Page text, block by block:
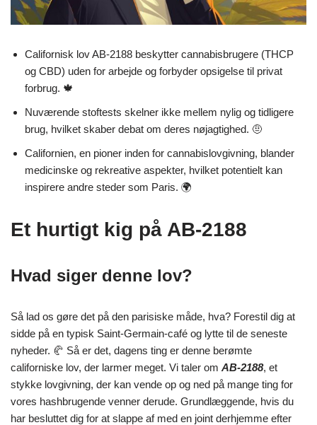
Californisk lov AB-2188 beskytter cannabisbrugere (THCP
og CBD) uden for arbejde og forbyder opsigelse til privat
forbrug. 🍁
Nuværende stoftests skelner ikke mellem nylig og tidligere
brug, hvilket skaber debat om deres nøjagtighed. 🤨
Californien, en pioner inden for cannabislovgivning, blander
medicinske og rekreative aspekter, hvilket potentielt kan
inspirere andre steder som Paris. 🌍
Et hurtigt kig på AB-2188
Hvad siger denne lov?
Så lad os gøre det på den parisiske måde, hva? Forestil dig at
sidde på en typisk Saint-Germain-café og lytte til de seneste
nyheder. 🥐 Så er det, dagens ting er denne berømte
californiske lov, der larmer meget. Vi taler om AB-2188, et
stykke lovgivning, der kan vende op og ned på mange ting for
vores hashbrugende venner derude. Grundlæggende, hvis du
har besluttet dig for at slappe af med en joint derhjemme efter